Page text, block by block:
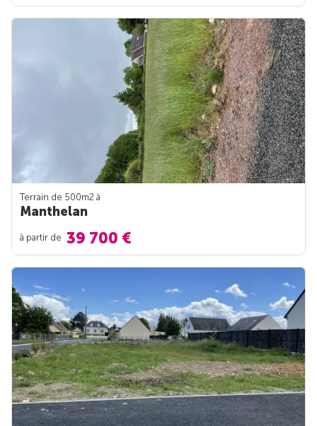
Terrain de 500m2 à
Manthelan
à partir de 39 700 €